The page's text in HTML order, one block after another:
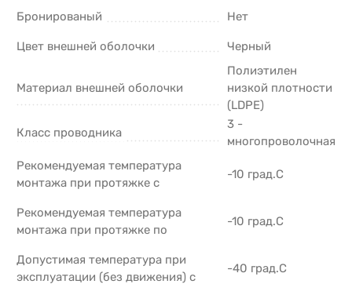
Бронированый
Нет
Цвет внешней оболочки Черный
Материал внешней оболочки
Полиэтилен
низкой плотности
(LDPE)
Класс проводника
3 -
многопроволочная
Рекомендуемая температура
монтажа при протяжке с
-10 град.C
Рекомендуемая температура
монтажа при протяжке по
-10 град.C
Допустимая температура при
эксплуатации (без движения) с
-40 град.C